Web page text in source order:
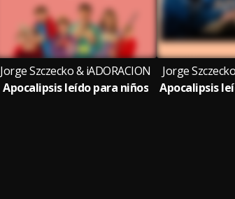
Jorge Szczecko & iADORACION
Apocalipsis leído para niños
Jorge